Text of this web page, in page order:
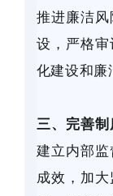
推进廉洁
设，严格
化建设和廉
三、完善制
建立内部
成效，加